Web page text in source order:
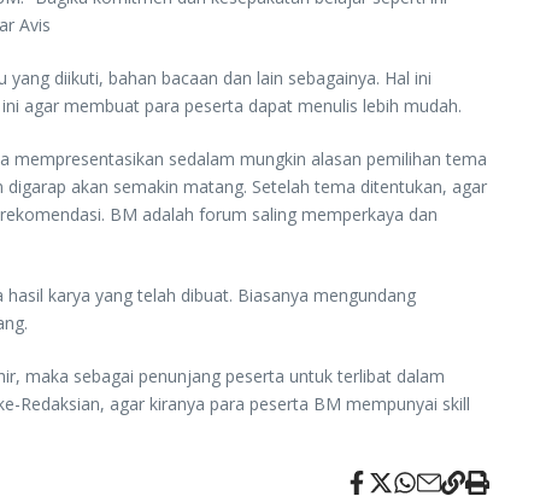
Avis
diikuti, bahan bacaan dan lain sebagainya. Hal ini
agar membuat para peserta dapat menulis lebih mudah.
sedalam mungkin alasan pemilihan tema
akan semakin matang. Setelah tema ditentukan, agar
BM adalah forum saling memperkaya dan
karya yang telah dibuat. Biasanya mengundang
maka sebagai penunjang peserta untuk terlibat dalam
Redaksian, agar kiranya para peserta BM mempunyai skill